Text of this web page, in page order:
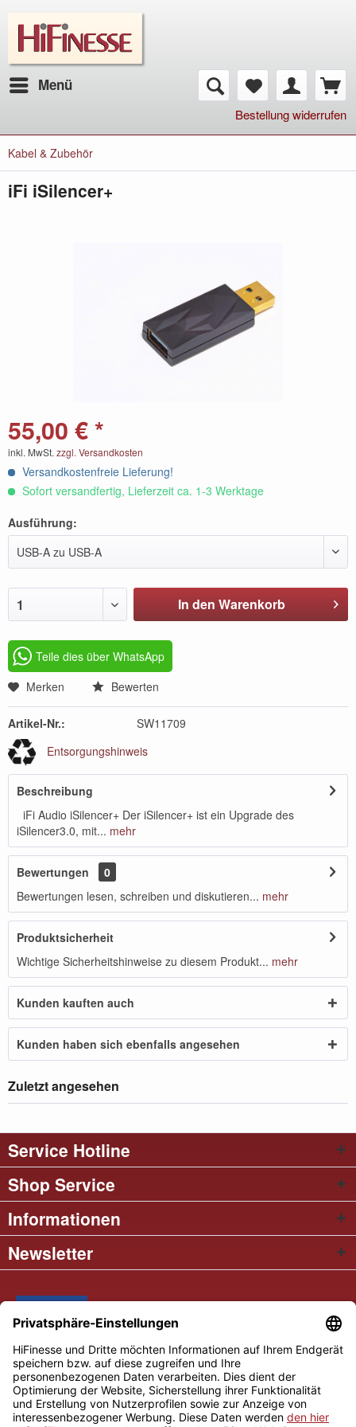
Menü
Bestellung widerrufen
Kabel & Zubehör
iFi iSilencer+
55,00 € *
inkl. MwSt. zzgl. Versandkosten
Versandkostenfreie Lieferung!
Sofort versandfertig, Lieferzeit ca. 1-3 Werktage
Ausführung:
USB-A zu USB-A
1 In den Warenkorb
Teile dies über WhatsApp
Merken
Bewerten
Artikel-Nr.:
SW11709
Entsorgungshinweis
Beschreibung
iFi Audio iSilencer+ Der iSilencer+ ist ein Upgrade des
iSilencer3.0, mit... mehr
Bewertungen
0
Bewertungen lesen, schreiben und diskutieren... mehr
Produktsicherheit
Wichtige Sicherheitshinweise zu diesem Produkt... mehr
Kunden kauften auch
Kunden haben sich ebenfalls angesehen
Zuletzt angesehen
Service Hotline
Shop Service
Informationen
Newsletter
* Alle Preise inkl. gesetzl. Mehrwertsteuer
Cookie settings Händler-Login Über uns